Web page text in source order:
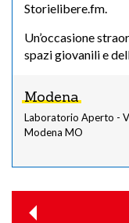
Storielibere.fm.
Un’occasione
spazi giovanili e
Modena
Laboratorio Aperto -
Modena MO